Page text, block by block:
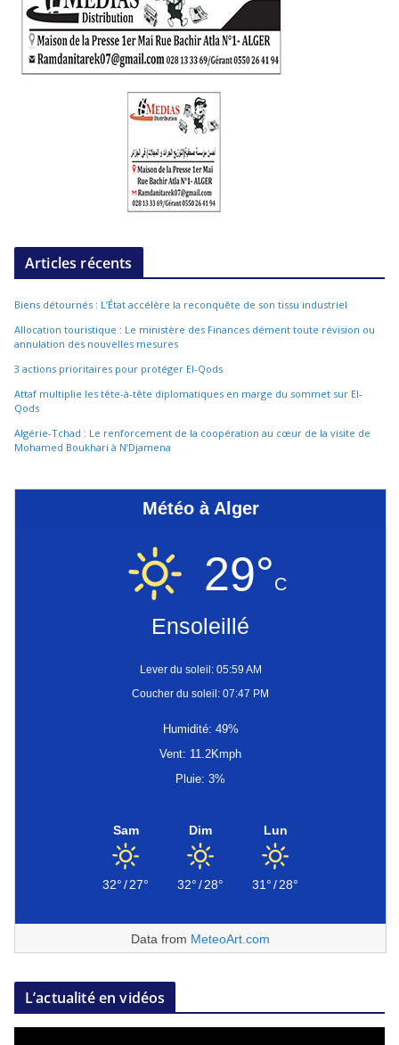
Articles récents
Biens détournés : L’État accélère la reconquête de son tissu industriel
Allocation touristique : Le ministère des Finances dément toute révision ou
annulation des nouvelles mesures
3 actions prioritaires pour protéger El-Qods
Attaf multiplie les tête-à-tête diplomatiques en marge du sommet sur El-
Qods
Algérie-Tchad : Le renforcement de la coopération au cœur de la visite de
Mohamed Boukhari à N’Djamena
Météo à Alger
29°C
Ensoleillé
Lever du soleil: 05:59 AM
Coucher du soleil: 07:47 PM
Humidité: 49%
Vent: 11.2Kmph
Pluie: 3%
Sam
32°/27°
Dim
32°/28°
Lun
31°/28°
Data from MeteoArt.com
L’actualité en vidéos